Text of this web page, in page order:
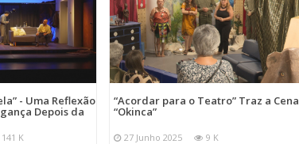
- Uma Reflexão
Depois da
141 K
“Acordar para o Teatro” Traz a Cena
“Okinca”
27 Junho 2025 9 K